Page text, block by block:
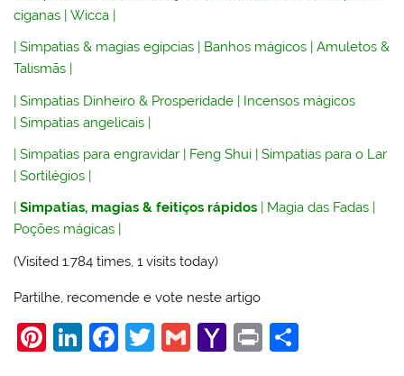
ciganas |Wicca |
|Simpatias & magias egípcias | Banhos mágicos |Amuletos &
Talismãs |
|Simpatias Dinheiro & Prosperidade | Incensos mágicos
|Simpatias angelicais |
|Simpatias para engravidar | Feng Shui |Simpatias para o Lar
|Sortilégios |
|Simpatias, magias & feitiços rápidos Magia das Fadas
Poções mágicas
(Visited 1.784 times, 1 visits today)
Partilhe, recomende e vote neste artigo
Pi Li F
T
G
Y
Pr